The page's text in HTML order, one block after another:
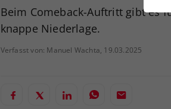
Beim Comeback-Auftritt gibt es
knappe Niederlage.
Verfasst von: Manuel Wachta, 19.03.2025